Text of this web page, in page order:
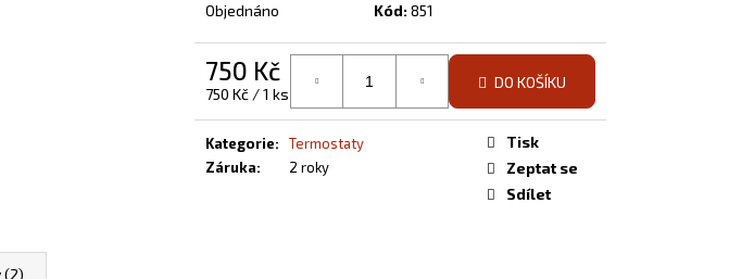
Objednáno Kód:851
750 Kč
Měrná
750 Kč / 1 ks
DO KOŠÍKU
Kategorie:
Termostaty
Záruka: 2 roky
Tisk
Zeptat se
Sdílet
(2)